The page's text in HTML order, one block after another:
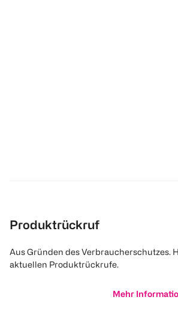
Produktrückruf
Aus Gründen des Verbraucherschutzes.
aktuellen Produktrückrufe.
Mehr